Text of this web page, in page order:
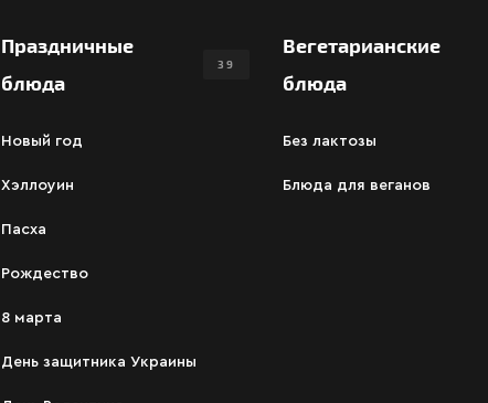
Праздничные
блюда
39
Новый год
Хэллоуин
Пасха
Рождество
8 марта
День защитника Украины
Вегетарианские
блюда
Без лактозы
Блюда для веганов